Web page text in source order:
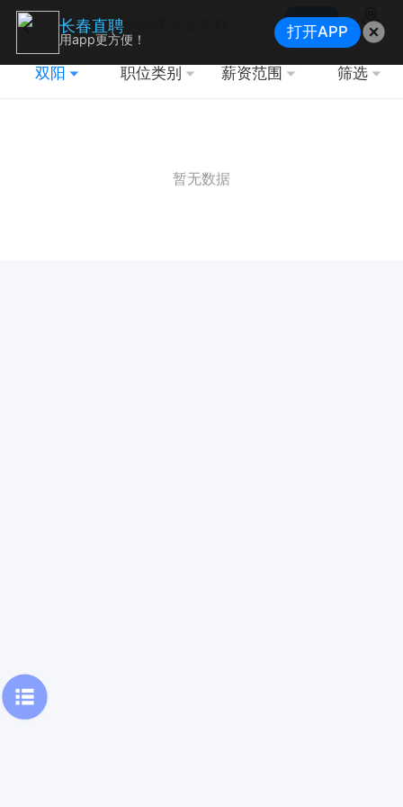
搜索
地图
双阳 职位类别 薪资范围 筛选
暂无数据
长春直聘
用app更方便！ 打开APP